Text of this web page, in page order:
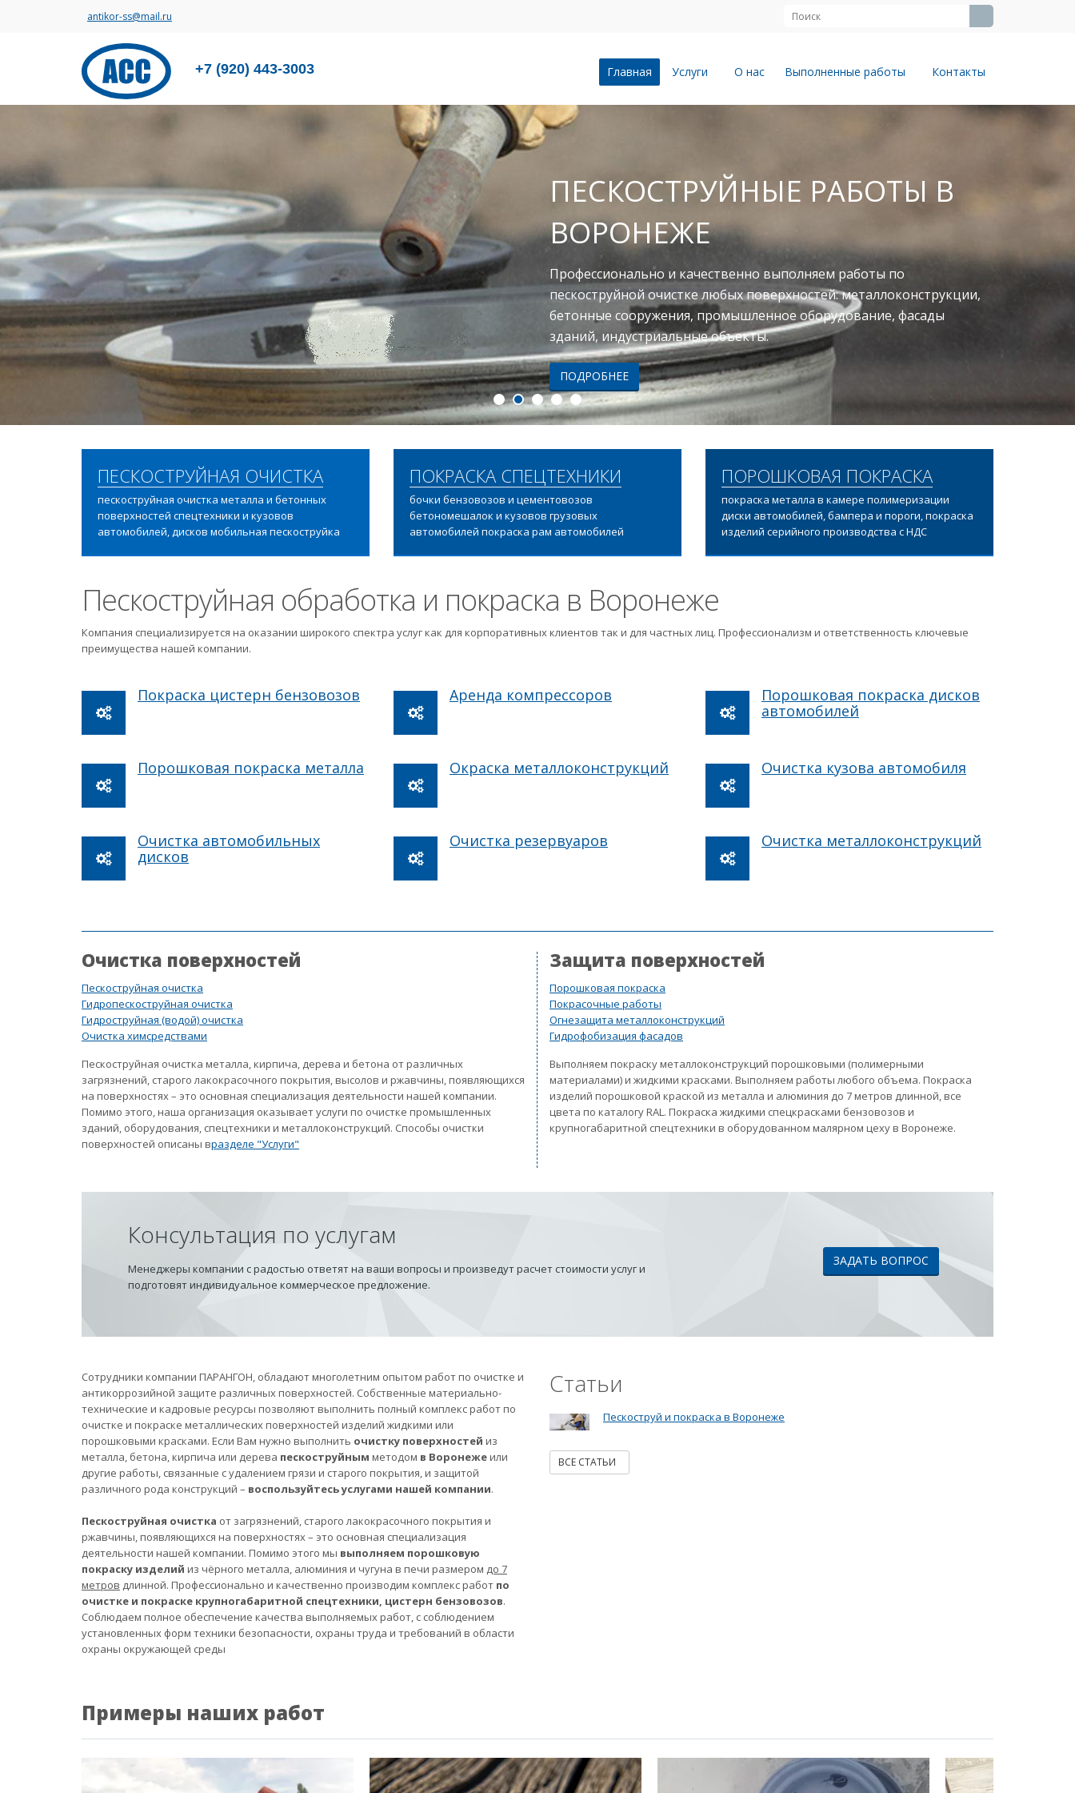
antikor-ss@mail.ru
+7 (920) 443-3003 Главная Услуги О нас Выполненные работы Контакты
ПЕСКОСТРУЙНЫЕ РАБОТЫ В
ВОРОНЕЖЕ
Профессионально и качественно выполняем работы по
пескоструйной очистке любых поверхностей: металлоконструкции,
бетонные сооружения, промышленное оборудование, фасады
зданий, индустриальные объекты.
ПОДРОБНЕЕ
ПЕСКОСТРУЙНАЯ ОЧИСТКА
пескоструйная очистка металла и бетонных
поверхностей спецтехники и кузовов
автомобилей, дисков мобильная пескоструйка
ПОКРАСКА СПЕЦТЕХНИКИ
бочки бензовозов и цементовозов
бетономешалок и кузовов грузовых
автомобилей покраска рам автомобилей
ПОРОШКОВАЯ ПОКРАСКА
покраска металла в камере полимеризации
диски автомобилей, бампера и пороги, покраска
изделий серийного производства с НДС
Пескоструйная обработка и покраска в Воронеже
Компания специализируется на оказании широкого спектра услуг как для корпоративных клиентов так и для частных лиц. Профессионализм и ответственность ключевые
преимущества нашей компании.
Покраска цистерн бензовозов Аренда компрессоров
Порошковая покраска дисков
автомобилей
Порошковая покраска металла Окраска металлоконструкций Очистка кузова автомобиля
Очистка автомобильных
дисков
Очистка резервуаров Очистка металлоконструкций
Очистка поверхностей
Пескоструйная очистка
Гидропескоструйная очистка
Гидроструйная (водой) очистка
Очистка химсредствами
Пескоструйная очистка металла, кирпича, дерева и бетона от различных
загрязнений, старого лакокрасочного покрытия, высолов и ржавчины, появляющихся
на поверхностях – это основная специализация деятельности нашей компании.
Помимо этого, наша организация оказывает услуги по очистке промышленных
зданий, оборудования, спецтехники и металлоконструкций. Способы очистки
поверхностей описаны вразделе "Услуги"
Защита поверхностей
Порошковая покраска
Покрасочные работы
Огнезащита металлоконструкций
Гидрофобизация фасадов
Выполняем покраску металлоконструкций порошковыми (полимерными
материалами) и жидкими красками. Выполняем работы любого объема. Покраска
изделий порошковой краской из металла и алюминия до 7 метров длинной, все
цвета по каталогу RAL. Покраска жидкими спецкрасками бензовозов и
крупногабаритной спецтехники в оборудованном малярном цеху в Воронеже.
Консультация по услугам
Менеджеры компании с радостью ответят на ваши вопросы и произведут расчет стоимости услуг и
подготовят индивидуальное коммерческое предложение.
ЗАДАТЬ ВОПРОС
Сотрудники компании ПАРАНГОН, обладают многолетним опытом работ по очистке и
антикоррозийной защите различных поверхностей. Собственные материально-
технические и кадровые ресурсы позволяют выполнить полный комплекс работ по
очистке и покраске металлических поверхностей изделий жидкими или
порошковыми красками. Если Вам нужно выполнить очистку поверхностей из
металла, бетона, кирпича или дерева пескоструйным методом в Воронежеили
другие работы, связанные с удалением грязи и старого покрытия, и защитой
различного рода конструкций – воспользуйтесь услугами нашей компании.
Пескоструйная очистка от загрязнений, старого лакокрасочного покрытия и
ржавчины, появляющихся на поверхностях – это основная специализация
деятельности нашей компании. Помимо этого мы выполняем порошковую
покраску изделий из чёрного металла, алюминия и чугуна в печи размером до 7
метров длинной. Профессионально и качественно производим комплекс работ по
очистке и покраске крупногабаритной спецтехники, цистерн бензовозов.
Соблюдаем полное обеспечение качества выполняемых работ, с соблюдением
установленных форм техники безопасности, охраны труда и требований в области
охраны окружающей среды
Статьи
Пескоструй и покраска в Воронеже
ВСЕ СТАТЬИ
Примеры наших работ